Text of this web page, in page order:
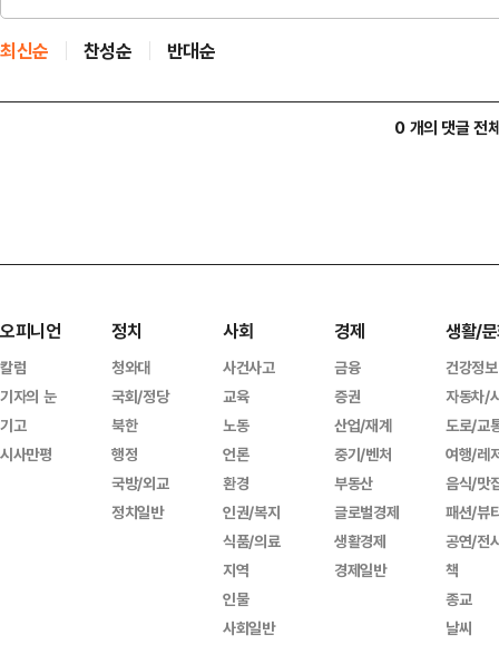
최신순 찬성순 반대순
0 개의 댓글 전
오피니언
칼럼
기자의 눈
기고
시사만평
정치
청와대
국회/정당
북한
행정
국방/외교
정치일반
사회
사건사고
교육
노동
언론
환경
인권/복지
식품/의료
지역
인물
사회일반
경제
금융
증권
산업/재계
중기/벤처
부동산
글로벌경제
생활경제
경제일반
생활/
건강정보
자동차/
도로/교
여행/레
음식/맛
패션/뷰
공연/전
책
종교
날씨